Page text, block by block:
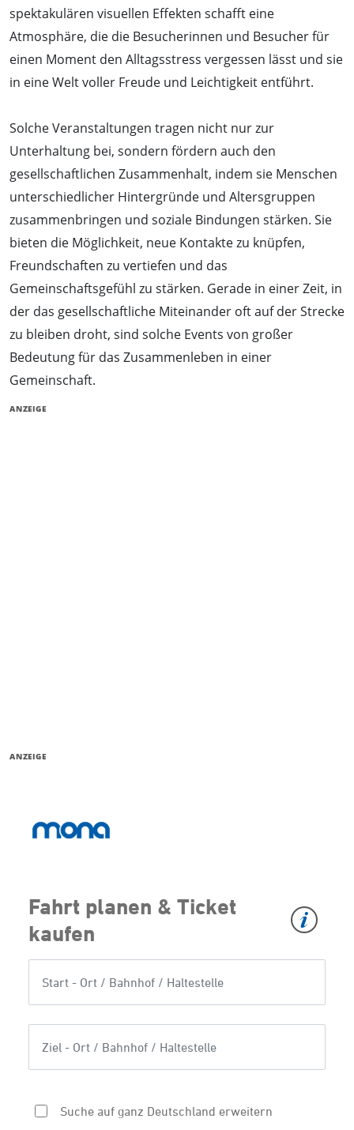
spektakulären visuellen Effekten schafft eine
Atmosphäre, die die Besucherinnen und Besucher für
einen Moment den Alltagsstress vergessen lässt und sie
in eine Welt voller Freude und Leichtigkeit entführt.
Solche Veranstaltungen tragen nicht nur zur
Unterhaltung bei, sondern fördern auch den
gesellschaftlichen Zusammenhalt, indem sie Menschen
unterschiedlicher Hintergründe und Altersgruppen
zusammenbringen und soziale Bindungen stärken. Sie
bieten die Möglichkeit, neue Kontakte zu knüpfen,
Freundschaften zu vertiefen und das
Gemeinschaftsgefühl zu stärken. Gerade in einer Zeit, in
der das gesellschaftliche Miteinander oft auf der Strecke
zu bleiben droht, sind solche Events von großer
Bedeutung für das Zusammenleben in einer
Gemeinschaft.
ANZEIGE
ANZEIGE